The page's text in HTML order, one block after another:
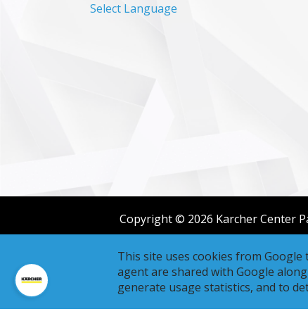
Select Language
Copyright © 2026 Karcher Center
This site uses cookies from Google
agent are shared with Google
generate usage statistics, and to